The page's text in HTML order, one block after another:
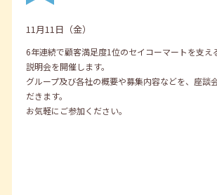
11月11日（金）
6年連続で顧客満足度1位のセイコーマートを支え
説明会を開催します。
グループ及び各社の概要や募集内容などを、座談
だきます。
お気軽にご参加ください。